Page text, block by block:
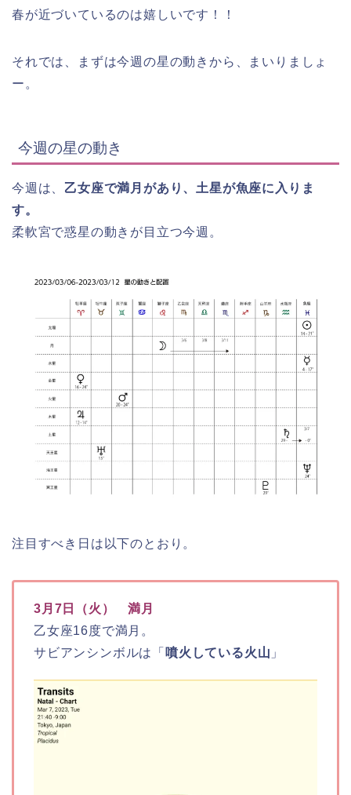
春が近づいているのは嬉しいです！！
それでは、まずは今週の星の動きから、まいりましょ
ー。
今週の星の動き
今週は、 乙女座で満月があり、土星が魚座に入りま
す。
柔軟宮で惑星の動きが目立つ今週。
注目すべき日は以下のとおり。
3月7日（火） 満月
乙女座16度で満月。
サビアンシンボルは「 噴火している火山 」